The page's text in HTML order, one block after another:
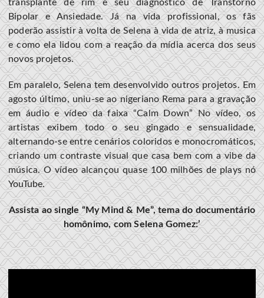
transplante de rim e seu diagnóstico de Transtorno
Bipolar e Ansiedade. Já na vida profissional, os fãs
poderão assistir à volta de Selena à vida de atriz, à musica
e como ela lidou com a reação da mídia acerca dos seus
novos projetos.
Em paralelo, Selena tem desenvolvido outros projetos. Em
agosto último, uniu-se ao nigeriano Rema para a gravação
em áudio e vídeo da faixa “Calm Down” No vídeo, os
artistas exibem todo o seu gingado e sensualidade,
alternando-se entre cenários coloridos e monocromáticos,
criando um contraste visual que casa bem com a vibe da
música. O vídeo alcançou quase 100 milhões de plays nó
YouTube.
Assista ao single “My Mind & Me”, tema do documentário
homônimo, com Selena Gomez:’